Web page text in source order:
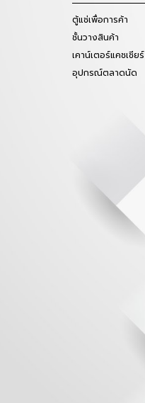
ตู้แช่เพื่อการค้า
ชั้นวางสินค้า
เคาน์เตอร์แคชเชียร์
อุปกรณ์ตลาดนัด